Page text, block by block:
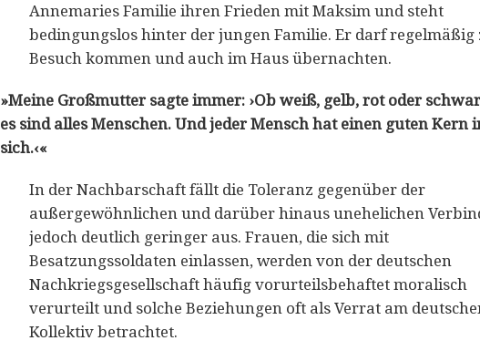
Annemaries Familie ihren Frieden mit Maksim und steht
bedingungslos hinter der jungen Familie. Er darf regelmäßig
Besuch kommen und auch im Haus übernachten.
»Meine Großmutter sagte immer: ›Ob weiß, gelb, rot oder
es sind alles Menschen. Und jeder Mensch hat einen guten Kern
sich.‹«
In der Nachbarschaft fällt die Toleranz gegenüber der
außergewöhnlichen und darüber hinaus unehelichen
jedoch deutlich geringer aus. Frauen, die sich mit
Besatzungssoldaten einlassen, werden von der deutschen
Nachkriegsgesellschaft häufig vorurteilsbehaftet moralisch
verurteilt und solche Beziehungen oft als Verrat am
Kollektiv betrachtet.